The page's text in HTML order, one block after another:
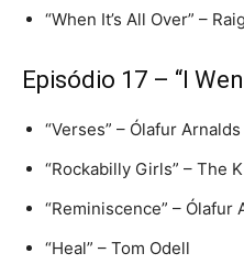
“When It’s All Over” –
Episódio 17 – “I
“Verses” – Ólafur
“Rockabilly Girls” – The
“Reminiscence” – Ólafur
“Heal” – Tom Odell